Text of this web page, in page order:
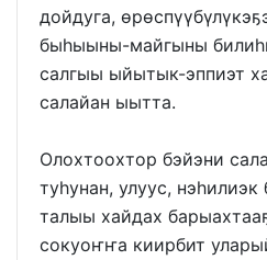
дойдуга,
быһыыны-майгыны
салгыы ыйытык-эппиэт
салайан ыытта.
Олохтоохтор бэйэни
туһунан, улуус,
талыы хайдах
сокуоҥҥа киирбит